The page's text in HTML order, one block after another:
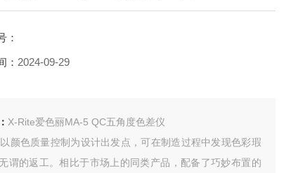
：
： 2024-09-29
X-Rite爱色丽MA-5 QC五角度色差仪
颜色质量控制为设计出发点，可在制造过程中发现色彩瑕
谓的返工。相比于市场上的同类产品，配备了巧妙布置的